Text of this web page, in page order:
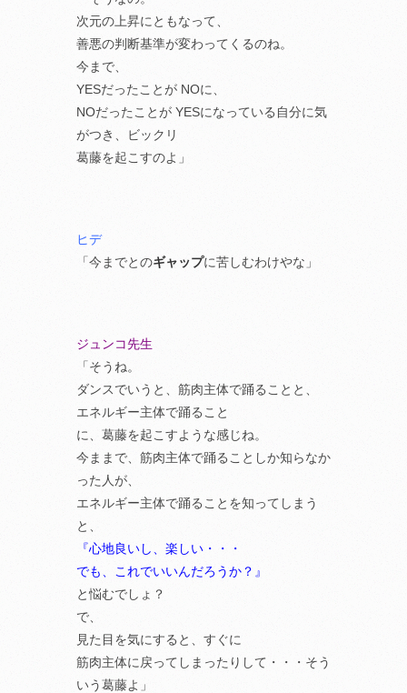
次元の上昇にともなって、
善悪の判断基準が変わってくるのね。
今まで、
YESだったことが NOに、
NOだったことが YESになっている自分に気
がつき、ビックリ
葛藤を起こすのよ」
ヒデ
「今までとのギャップに苦しむわけやな」
ジュンコ先生
「そうね。
ダンスでいうと、筋肉主体で踊ることと、
エネルギー主体で踊ること
に、葛藤を起こすような感じね。
今ままで、筋肉主体で踊ることしか知らなか
った人が、
エネルギー主体で踊ることを知ってしまう
と、
『心地良いし、楽しい・・・
でも、これでいいんだろうか？』
と悩むでしょ？
で、
見た目を気にすると、すぐに
筋肉主体に戻ってしまったりして・・・そう
いう葛藤よ」